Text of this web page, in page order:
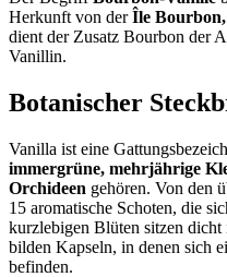
Herkunft von derÎle Bourbon,
dient der Zusatz Bourbon der
Vanillin.
Botanischer
Vanilla ist eine
immergrüne, mehrjährige
Orchideen gehören. Von den
15 aromatische Schoten, die
kurzlebigen Blüten sitzen
bilden Kapseln, in denen sich
befinden.